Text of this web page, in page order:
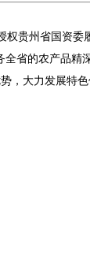
贵州省国资委
省的农产品精
，大力发展特